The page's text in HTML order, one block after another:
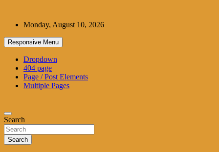
contentMonday, August 10, 2026
Responsive Menu
Dropdown
404 page
Page / Post Elements
Multiple Pages
Search
Search